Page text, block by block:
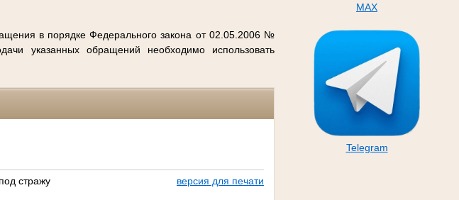
MAX
Telegram
в порядке Федерального закона от 02.05.2006 №
указанных обращений необходимо использовать
стражу
версия для печати